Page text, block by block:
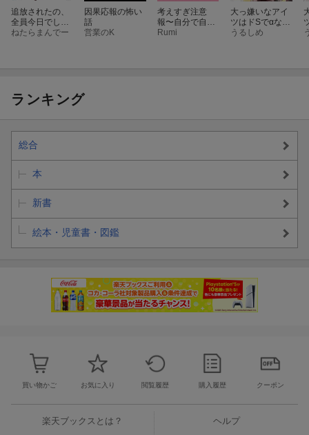
追放されたの、
全員今日でし
た。〜相席から
ねたらまんでー
因果応報の怖い
話
営業のK
考えすぎ注意
報〜自分で自分
をアゲる大作
Rumi
大っ嫌いなアイ
ツはドSでαな御
曹司 下
うるしめ
ランキング
総合
本
新書
絵本・児童書・図鑑
買い物かご お気に入り 閲覧履歴 購入履歴 クーポン
楽天ブックスとは？ ヘルプ